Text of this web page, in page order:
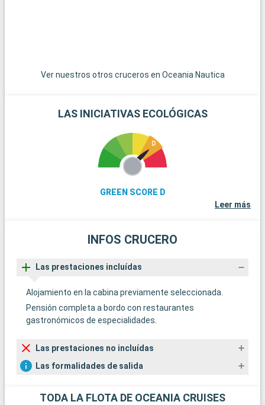
Ver nuestros otros cruceros en Oceania Nautica
LAS INICIATIVAS ECOLÓGICAS
GREEN SCORE D
Leer más
INFOS CRUCERO
Las prestaciones incluídas
Alojamiento en la cabina previamente seleccionada.
Pensión completa a bordo con restaurantes
gastronómicos de especialidades.
Las prestaciones no incluídas
Las formalidades de salida
TODA LA FLOTA DE OCEANIA CRUISES